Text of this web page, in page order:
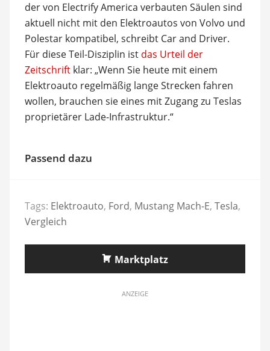
der von Electrify America verbauten Säulen sind
aktuell nicht mit den Elektroautos von Volvo und
Polestar kompatibel, schreibt Car and Driver.
Für diese Teil-Disziplin ist das Urteil der
Zeitschriftklar: „Wenn Sie heute mit einem
Elektroauto regelmäßig lange Strecken fahren
wollen, brauchen sie eines mit Zugang zu Teslas
proprietärer Lade-Infrastruktur.“
Passend dazu
Tags: Elektroauto, Ford, Mustang Mach-E, Tesla,
Vergleich
Marktplatz
ANZEIGE